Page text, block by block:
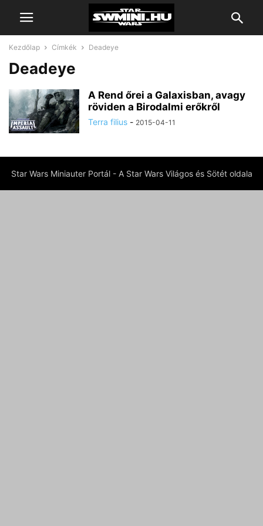
Kezdőlap Címkék Deadeye
Deadeye
A Rend őrei a Galaxisban, avagy
röviden a Birodalmi erőkről
Terra filius - 2015-04-11
Star Wars Miniauter Portál - A Star Wars Világos és Sötét oldala